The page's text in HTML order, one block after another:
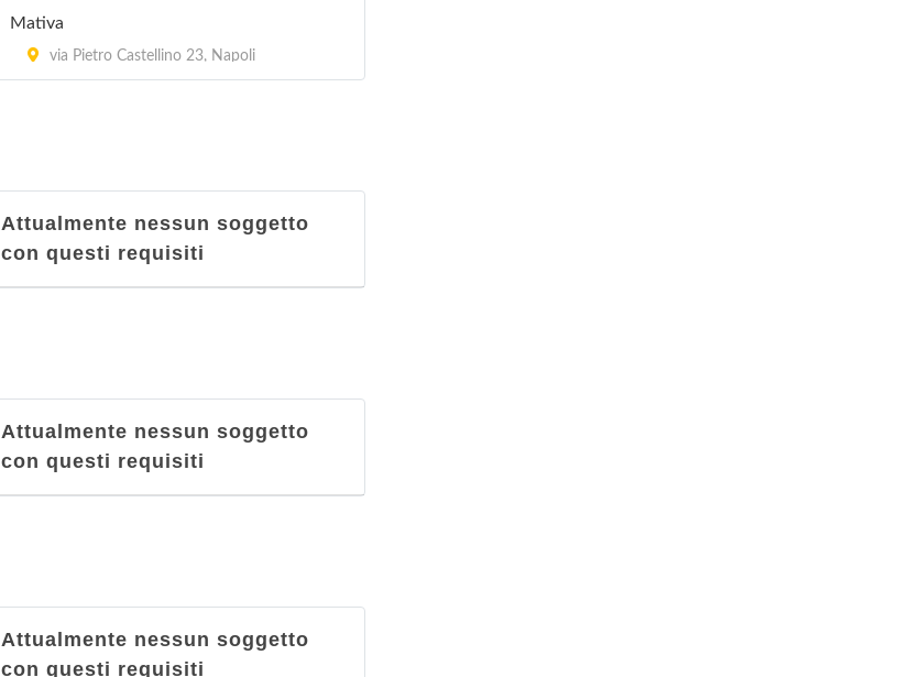
Mativa
via Pietro Castellino 23, Napoli
vico San Nicola alla Carità 13/14,
Napoli
viale Privato De Martino 22, Napoli
Attualmente nessun soggetto
con questi requisiti
Attualmente nessun soggetto
con questi requisiti
Attualmente nessun soggetto
con questi requisiti